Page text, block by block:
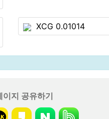
XCG 0.01014
이지 공유하기